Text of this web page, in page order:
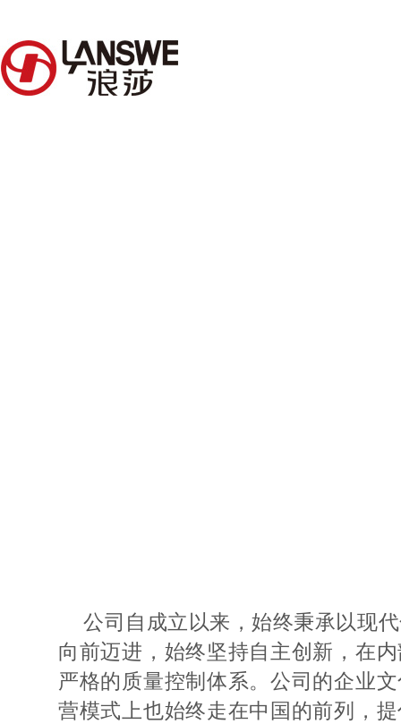
公司自成立以来，始终秉承以现
向前迈进，始终坚持自主创新，在
严格的质量控制体系。公司的企业
营模式上也始终走在中国的前列，